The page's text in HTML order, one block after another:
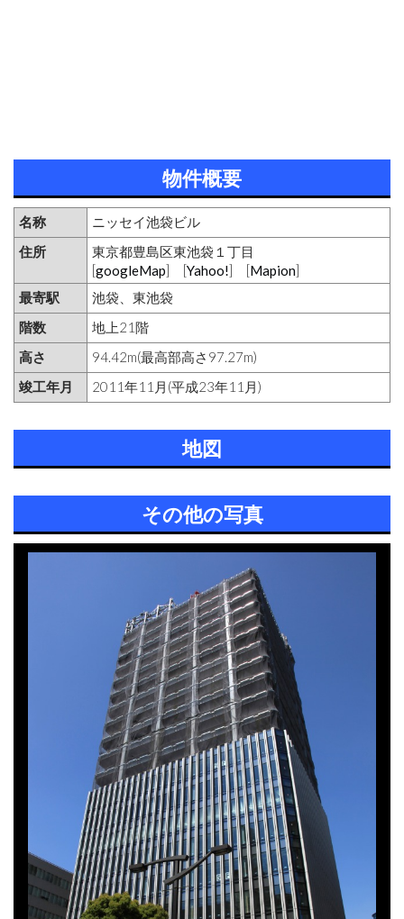
物件概要
名称
ニッセイ池袋ビル
住所
東京都豊島区東池袋１丁目
[googleMap] [Yahoo!] [Mapion]
最寄駅
池袋、東池袋
階数
地上21階
高さ
94.42m(最高部高さ97.27m)
竣工年月
2011年11月(平成23年11月)
地図
その他の写真